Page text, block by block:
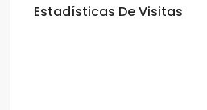
Estadísticas De Visitas